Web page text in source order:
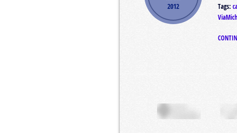
2012
Tags: